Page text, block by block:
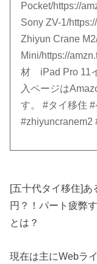
Pocket/
Sony ZV-
Zhiyun Crane
Mini/https://
材 iPad Pro 11
入ページは
す。 #タイ移住
#zhiyuncranem2
[五十代タイ移住]
円？！パート疲弊
とは？
現在は主にWebラ